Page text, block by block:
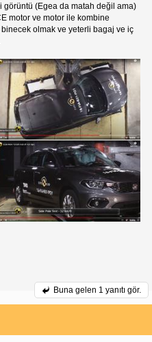
görüntü (Egea da matah değil ama)
motor ve motor ile kombine
olmak ve yeterli bagaj ve iç
Buna gelen 1 yanıtı gör.